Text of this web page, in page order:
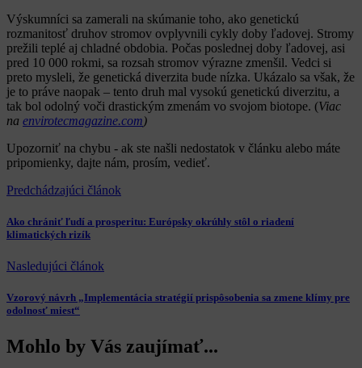
Výskumníci sa zamerali na skúmanie toho, ako genetickú
rozmanitosť druhov stromov ovplyvnili cykly doby ľadovej. Stromy
prežili teplé aj chladné obdobia. Počas poslednej doby ľadovej, asi
pred 10 000 rokmi, sa rozsah stromov výrazne zmenšil. Vedci si
preto mysleli, že genetická diverzita bude nízka. Ukázalo sa však, že
je to práve naopak – tento druh mal vysokú genetickú diverzitu, a
tak bol odolný voči drastickým zmenám vo svojom biotope. (Viac
na envirotecmagazine.com)
Upozorniť na chybu - ak ste našli nedostatok v článku alebo máte
pripomienky, dajte nám, prosím, vedieť.
Predchádzajúci článok
Ako chrániť ľudí a prosperitu: Európsky okrúhly stôl o riadení
klimatických rizík
Nasledujúci článok
Vzorový návrh „Implementácia stratégií prispôsobenia sa zmene klímy pre
odolnosť miest“
Mohlo by Vás zaujímať...